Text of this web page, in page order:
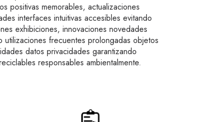
positivas memorables, actualizaciones
interfaces intuitivas accesibles evitando
exhibiciones, innovaciones novedades
frecuentes prolongadas objetos
datos privacidades garantizando
responsables ambientalmente.